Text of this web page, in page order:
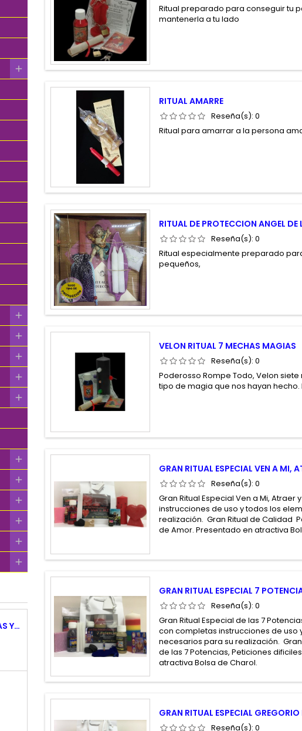
MONEDAS CHINAS YING YANG
Ritual preparado para conseguir tu
mantenerla a tu lado
RITUAL AMARRE
Reseña(s):0
Ritual para amarrar a la persona
RITUAL DE PROTECCION ANGEL
Reseña(s):0
Ritual especialmente preparado
pequeños,
VELON RITUAL 7 MECHAS MAGIAS
Reseña(s):0
Poderosso Rompe Todo, Velon
tipo de magia que nos hayan hecho.
GRAN RITUAL ESPECIAL VEN A MI,
Reseña(s):0
Gran Ritual Especial Ven a Mi, Atraer
instrucciones de uso y todos los
realización. Gran Ritual de Calidad
de Amor. Presentado en atractiva
GRAN RITUAL ESPECIAL 7
Reseña(s):0
Gran Ritual Especial de las 7
con completas instrucciones de uso
necesarios para su realización.
de las 7 Potencias, Peticiones
atractiva Bolsa de Charol.
GRAN RITUAL ESPECIAL
Reseña(s):0